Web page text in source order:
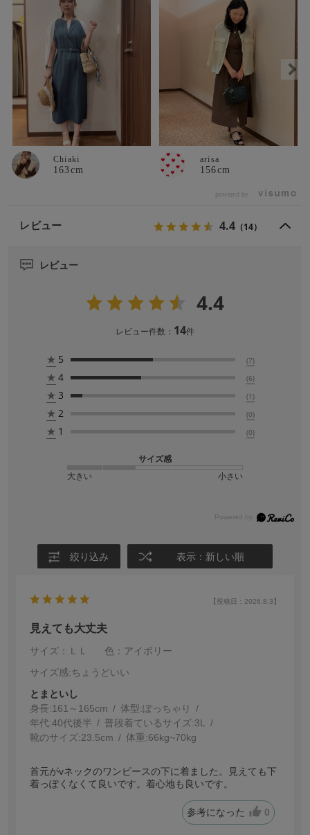
Chiaki
163cm
arisa
156cm
powered by
レビュー 4.4 （14）
レビュー
4.4
レビュー件数： 14件
★ 5 (7)
★ 4 (6)
★ 3 (1)
★ 2 (0)
★ 1 (0)
サイズ感
大きい
小さい
絞り込み 表示：新しい順
【投稿日：2026.8.3】
見えても大丈夫
サイズ：ＬＬ
色：アイボリー
サイズ感:ちょうどいい
とまといし
身長:161～165cm 体型:ぽっちゃり
年代:40代後半 普段着ているサイズ:3L
靴のサイズ:23.5cm 体重:66kg~70kg
首元がvネックのワンピースの下に着ました。見えても下
着っぽくなくて良いです。着心地も良いです。
参考になった 0